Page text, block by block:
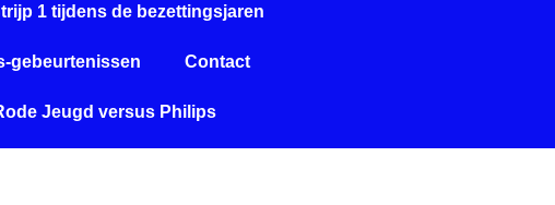
1 tijdens de bezettingsjaren
gebeurtenissen Contact
Jeugd versus Philips